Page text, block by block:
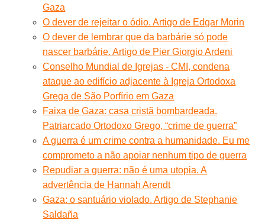
Gaza
O dever de rejeitar o ódio. Artigo de Edgar Morin
O dever de lembrar que da barbárie só pode
nascer barbárie. Artigo de Pier Giorgio Ardeni
Conselho Mundial de Igrejas - CMI, condena
ataque ao edifício adjacente à Igreja Ortodoxa
Grega de São Porfírio em Gaza
Faixa de Gaza: casa cristã bombardeada.
Patriarcado Ortodoxo Grego, “crime de guerra”
A guerra é um crime contra a humanidade. Eu me
comprometo a não apoiar nenhum tipo de guerra
Repudiar a guerra: não é uma utopia. A
advertência de Hannah Arendt
Gaza: o santuário violado. Artigo de Stephanie
Saldaña